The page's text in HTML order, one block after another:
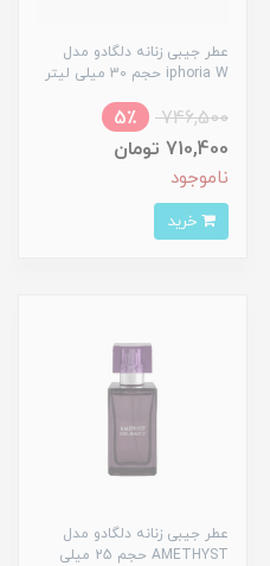
عطر جیبی زنانه دلگادو مدل
iphoria W حجم 30 میلی لیتر
746,500
5٪
710,400 تومان
ناموجود
عطر جیبی زنانه دلگادو مدل
AMETHYST حجم 25 میلی